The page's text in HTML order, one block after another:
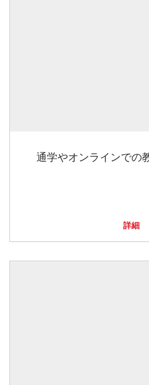
通学やオンラインでの
詳細